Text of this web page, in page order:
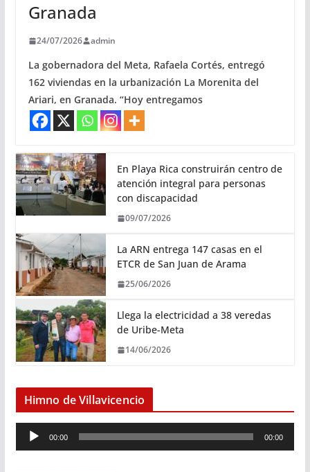
Granada
24/07/2026 admin
La gobernadora del Meta, Rafaela Cortés, entregó
162 viviendas en la urbanización La Morenita del
Ariari, en Granada. “Hoy entregamos
En Playa Rica construirán centro de
atención integral para personas
con discapacidad
09/07/2026
La ARN entrega 147 casas en el
ETCR de San Juan de Arama
25/06/2026
Llega la electricidad a 38 veredas
de Uribe-Meta
14/06/2026
Himno de Villavicencio
e
00:00 00:00